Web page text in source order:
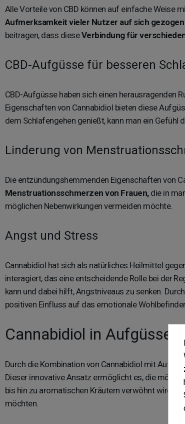
Alle Vorteile von CBD können auf einfache Weise
Aufmerksamkeit vieler Nutzer auf sich gezogen
beitragen, dass dieseVerbindung für
CBD-Aufgüsse für besseren
CBD-Aufgüsse haben sich einen herausragenden
Eigenschaften von Cannabidiol bieten diese
dem Schlafengehen genießt, kann man ein Gefühl
Linderung von
Die entzündungshemmenden Eigenschaften von
Menstruationsschmerzen von Frauen,die in
möglichen Nebenwirkungen vermeiden möchte.
Angst und Stress
Cannabidiol hat sich als natürliches Heilmittel
interagiert, das eine entscheidende Rolle bei der
kann und dabei hilft, Angstniveaus zu senken.
positiven Einfluss auf das emotionale
Cannabidiol in Aufgüssen
Durch die Kombination von Cannabidiol mit
Dieser innovative Ansatz ermöglicht es, die
bis hin zu aromatischen Kräutern verwöhnt wird.
möchten.